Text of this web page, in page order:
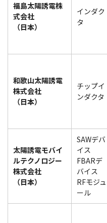
福島太陽誘電株
式会社
（日本）
インダク
タ
和歌山太陽誘電
株式会社
（日本）
チップイ
ンダクタ
太陽誘電モバイ
ルテクノロジー
株式会社
（日本）
SAWデバ
イス
FBARデ
バイス
RFモジュ
ール